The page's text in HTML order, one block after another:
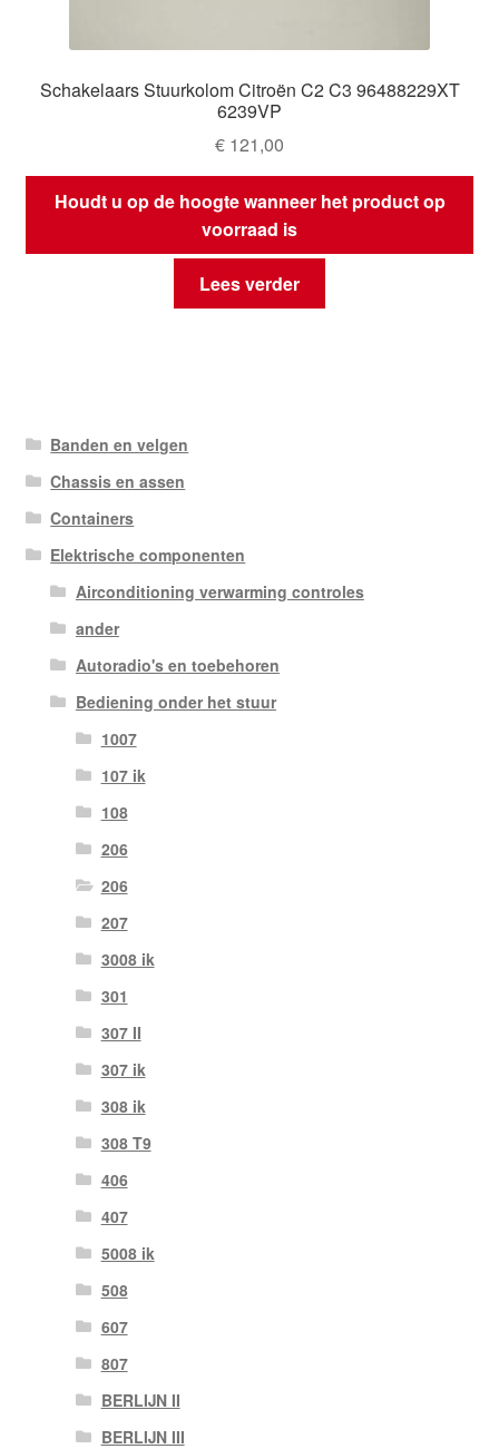
Schakelaars Stuurkolom Citroën C2 C3 96488229XT
6239VP
€ 121,00
Houdt u op de hoogte wanneer het product op
voorraad is
Lees verder
Banden en velgen
Chassis en assen
Containers
Elektrische componenten
Airconditioning verwarming controles
ander
Autoradio's en toebehoren
Bediening onder het stuur
1007
107 ik
108
206
206
207
3008 ik
301
307 II
307 ik
308 ik
308 T9
406
407
5008 ik
508
607
807
BERLIJN II
BERLIJN III